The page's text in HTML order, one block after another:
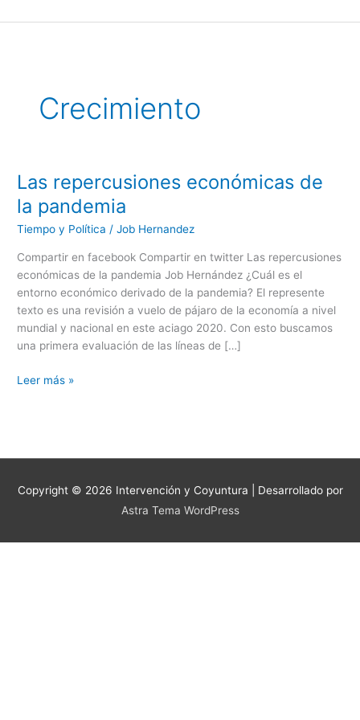
al
Crecimiento
Las repercusiones económicas de
la pandemia
Tiempo y Política /Job Hernandez
Compartir en facebook Compartir en twitter Las repercusiones
económicas de la pandemia Job Hernández ¿Cuál es el
entorno económico derivado de la pandemia? El represente
texto es una revisión a vuelo de pájaro de la economía a nivel
mundial y nacional en este aciago 2020. Con esto buscamos
una primera evaluación de las líneas de […]
Las
repercusiones
económicas
de
pandemia
Leer más »
Copyright © 2026 Intervención y Coyuntura | Desarrollado por
Astra Tema WordPress